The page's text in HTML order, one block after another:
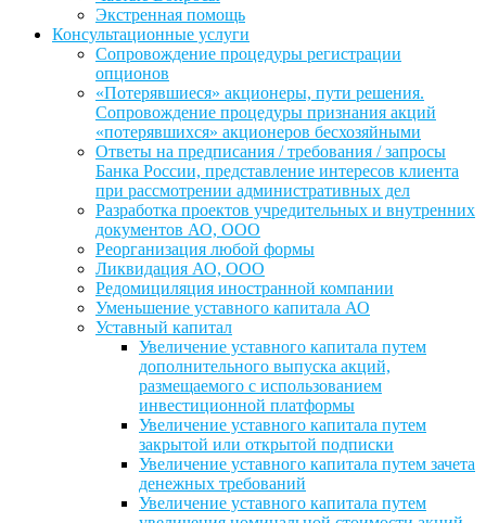
Экстренная помощь
Консультационные услуги
Сопровождение процедуры регистрации
опционов
«Потерявшиеся» акционеры, пути решения.
Сопровождение процедуры признания акций
«потерявшихся» акционеров бесхозяйными
Ответы на предписания / требования / запросы
Банка России, представление интересов клиента
при рассмотрении административных дел
Разработка проектов учредительных и внутренних
документов АО, ООО
Реорганизация любой формы
Ликвидация АО, ООО
Редомициляция иностранной компании
Уменьшение уставного капитала АО
Уставный капитал
Увеличение уставного капитала путем
дополнительного выпуска акций,
размещаемого с использованием
инвестиционной платформы
Увеличение уставного капитала путем
закрытой или открытой подписки
Увеличение уставного капитала путем зачета
денежных требований
Увеличение уставного капитала путем